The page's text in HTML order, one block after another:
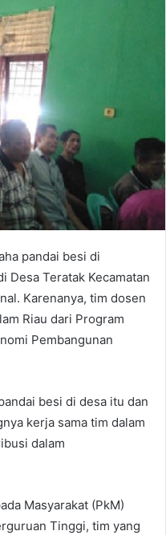
pandai besi di
Desa Teratak Kecamatan
Karenanya, tim dosen
Riau dari Program
Pembangunan
besi di desa itu dan
kerja sama tim dalam
dalam
Masyarakat (PkM)
Tinggi, tim yang